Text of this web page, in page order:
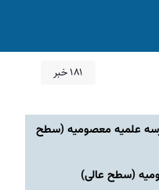
۱۸۱ خبر
علمیه معصومیه‌ (سطح
(سطح عالی)